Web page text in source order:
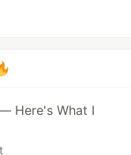
Here's What I